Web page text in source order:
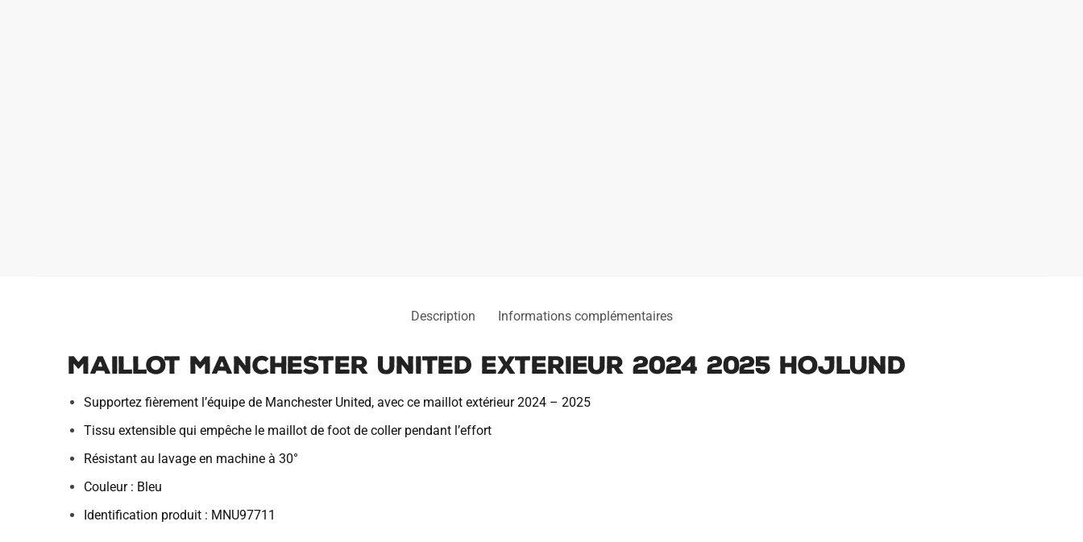
Description Informations complémentaires
Maillot Manchester United Exterieur 2024 2025 Hojlund
Supportez fièrement l’équipe de Manchester United, avec ce maillot extérieur 2024 – 2025
Tissu extensible qui empêche le maillot de foot de coller pendant l’effort
Résistant au lavage en machine à 30°
Couleur : Bleu
Identification produit : MNU97711